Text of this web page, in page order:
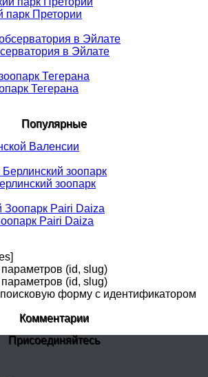
парк Претории
в Эйлате
Тегерана
Популярные
Валенсии
зоопарк
Pairi Daiza
(id, slug)
(id, slug)
форму с идентификатором
Комментарии
Присоединяйтесь